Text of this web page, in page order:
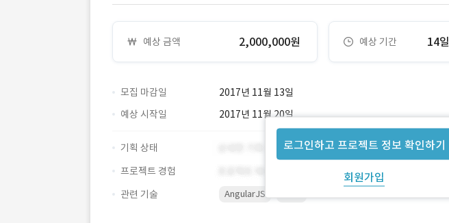
예상 금액 2,000,000원 예상 기간 14일
모집 마감일 2017년 11월 13일
로그인하고 프로젝트 정보 확인하기
회원가입
예상 시작일 2017년 11월 20일
기획 상태
프로젝트 경험
관련 기술
AngularJS